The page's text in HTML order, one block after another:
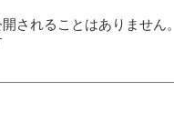
されることはありません。